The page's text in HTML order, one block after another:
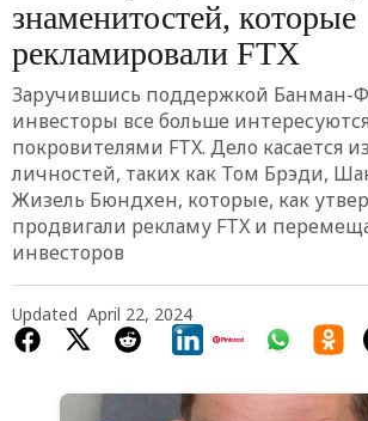
Chia
$1.33
3.21%
знаменитостей, которые
рекламировали FTX
Заручившись поддержкой Банман-
инвесторы все больше
покровителями FTX. Дело касается
личностей, таких как Том Брэди,
Жизель Бюндхен, которые, как
продвигали рекламу FTX и
инвесторов
Updated April 22, 2024